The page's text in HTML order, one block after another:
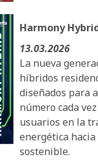
Harmony
13.03.2026
La nueva
híbridos
diseñados para
número cada
usuarios en la
energética
sostenible.